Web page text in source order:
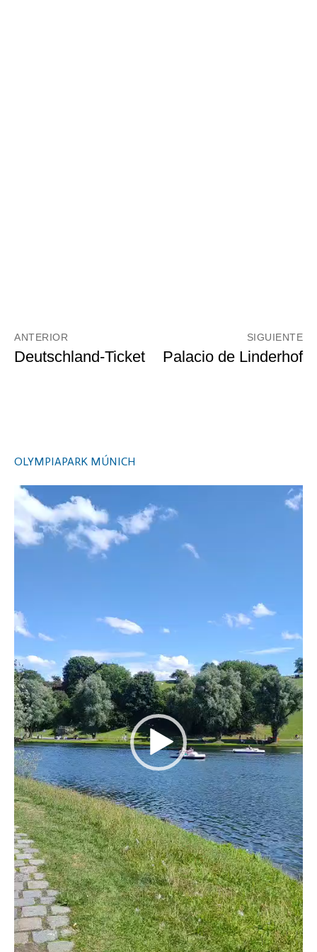
Navegación
de
ANTERIOR
Entrada
Deutschland-Ticket
SIGUIENTE
Entrada
Palacio de Linderhof
OLYMPIAPARK MÚNICH
Video
Player